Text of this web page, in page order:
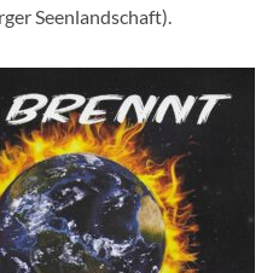
Seenlandschaft).